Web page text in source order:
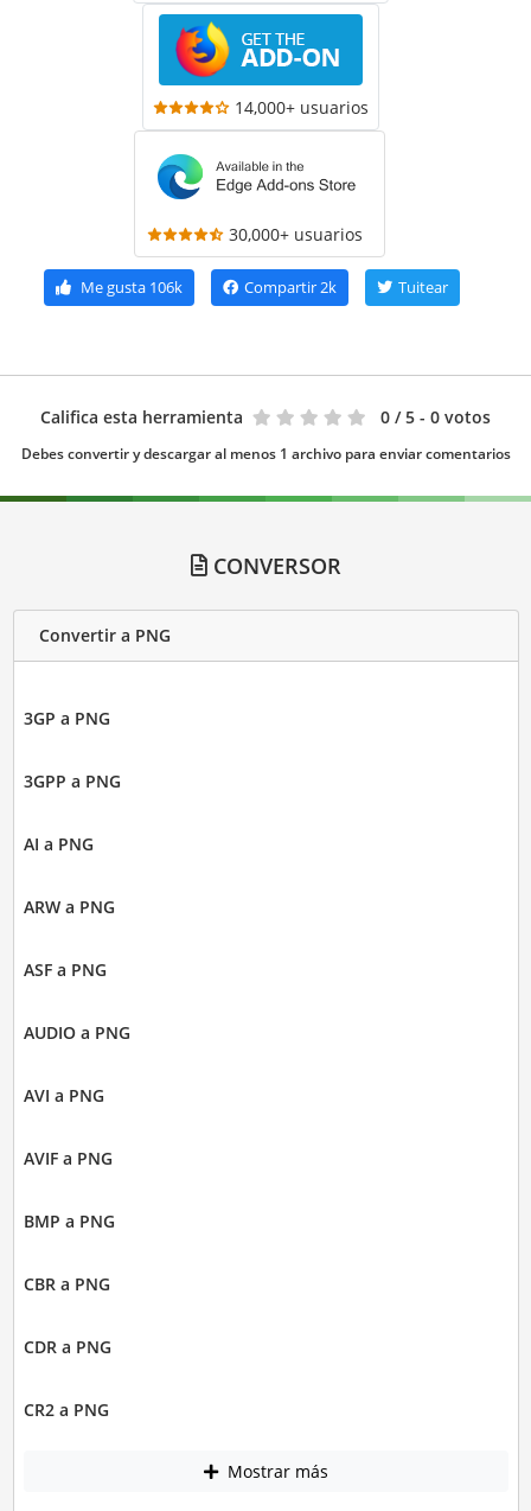
14,000+ usuarios
30,000+ usuarios
Me gusta106k Compartir2k Tuitear
Califica esta herramienta 0 / 5 - 0 votos
Debes convertir y descargar al menos 1 archivo para enviar comentarios
CONVERSOR
Convertir a PNG
3GP a PNG
3GPP a PNG
AI a PNG
ARW a PNG
ASF a PNG
AUDIO a PNG
AVI a PNG
AVIF a PNG
BMP a PNG
CBR a PNG
CDR a PNG
CR2 a PNG
Mostrar más